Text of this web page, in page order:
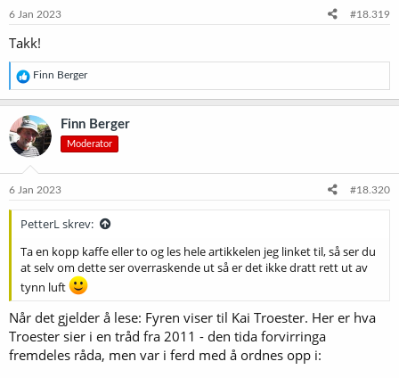
e
:
6 Jan 2023 #18.319
Takk!
R
e
a
k
s
j
o
e
Finn Berger
Finn Berger
Moderator
6 Jan 2023 #18.320
PetterL skrev:
Ta en kopp kaffe eller to og les hele artikkelen jeg linket til, så ser du
at selv om dette ser overraskende ut så er det ikke dratt rett ut av
tynn luft
Når det gjelder å lese: Fyren viser til Kai Troester. Her er hva
Troester sier i en tråd fra 2011 - den tida forvirringa
fremdeles råda, men var i ferd med å ordnes opp i: